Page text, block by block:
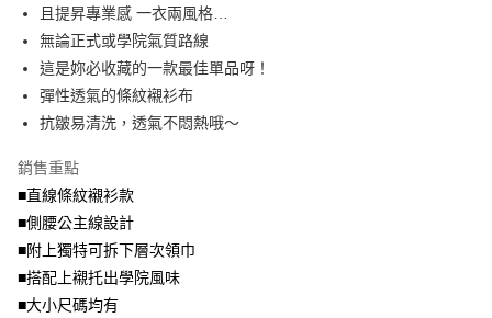
【注意事項】
1.本服務係由「台灣大哥大股份有限公司」（以下簡稱本公司）所提供，讓
用戶於交易時，得透過本服務購買商品或服務，並由商店將買賣／分期付款
2.基於同意付款使用「大哥付你分期」之契約關係目的，商店將以您的個人
資料（包含姓名、電話或地址）提供予台灣大哥大進項蒐集、處理及利用，
3.完整用戶服務條款，請詳閱以下連結：
３．收到繳費通知簡訊後14天內，點擊此簡訊中的連結，可透過四大超商／
ATM／網路銀行／等多元方式進行付款，方視為交易完成。
※ 請注意：結帳手續完成當下不需立刻繳費，但若您需要取消訂單，請聯絡
購買商品的店家。未經商家同意取消之訂單仍視為有效，需透過AFTEE先享
後付繳納相關費用。
是否繳費成功／繳費後需取消欲退款等相關疑問，請聯繫「AFTEE先享後付
【注意事項】
易，需依本服務之必要範圍內提供個人資料，並將交易相關給付款項請求債
權轉讓予恩沛科技股份有限公司。
２．關於個人資料處理事宜，請瀏覽以下網址：
https://aftee.tw/terms/#terms3
３．未成年的使用者請事先徵得法定代理人或監護人之同意方可使用
7-11取貨付款
每筆NT$70，滿NT$799(含以上)免運費
宅配
且提昇專業感 一衣兩風格…
無論正式或學院氣質路線
這是妳必收藏的一款最佳單品呀！
彈性透氣的條紋襯衫布
抗皺易清洗，透氣不悶熱哦～
銷售重點
■直線條紋襯衫款
■側腰公主線設計
■附上獨特可拆下層次領巾
■搭配上襯托出學院風味
■大小尺碼均有